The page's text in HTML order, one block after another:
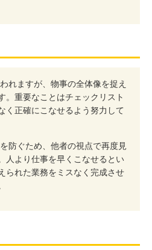
れますが、物事の全体像を捉え
。重要なことはチェックリスト
く正確にこなせるよう努力して
防ぐため、他者の視点で再度見
人より仕事を早くこなせるとい
られた業務をミスなく完成させ